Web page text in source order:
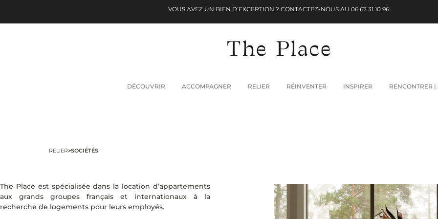
VOUS AVEZ UN BIEN D’EXCEPTION ? CONTACTEZ-NOUS AU 06.62.31.10.96
DÉCOUVRIR ACCOMPAGNER RELIER RÉINVENTER INSPIRER RENCONTRER |
RELIER>SOCIÉTÉS
The Place est spécialisée dans la location d’appartements
aux grands groupes français et internationaux à la
recherche de logements pour leurs employés.